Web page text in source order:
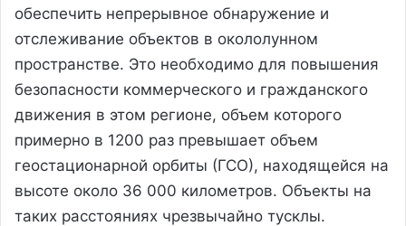
обеспечить непрерывное обнаружение и
отслеживание объектов в окололунном
пространстве. Это необходимо для повышения
безопасности коммерческого и гражданского
движения в этом регионе, объем которого
примерно в 1200 раз превышает объем
геостационарной орбиты (ГСО), находящейся на
высоте около 36 000 километров. Объекты на
таких расстояниях чрезвычайно тусклы.